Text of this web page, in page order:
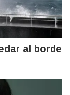
al borde